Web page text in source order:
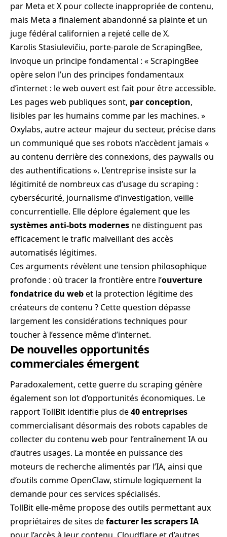
par Meta et X pour collecte inappropriée de contenu,
mais Meta a finalement abandonné sa plainte et un
juge fédéral californien a rejeté celle de X.
Karolis Stasiulevičiu, porte-parole de ScrapingBee,
invoque un principe fondamental : « ScrapingBee
opère selon l’un des principes fondamentaux
d’internet : le web ouvert est fait pour être accessible.
Les pages web publiques sont, par conception,
lisibles par les humains comme par les machines. »
Oxylabs, autre acteur majeur du secteur, précise dans
un communiqué que ses robots n’accèdent jamais «
au contenu derrière des connexions, des paywalls ou
des authentifications ». L’entreprise insiste sur la
légitimité de nombreux cas d’usage du scraping :
cybersécurité, journalisme d’investigation, veille
concurrentielle. Elle déplore également que les
systèmes anti-bots modernes ne distinguent pas
efficacement le trafic malveillant des accès
automatisés légitimes.
Ces arguments révèlent une tension philosophique
profonde : où tracer la frontière entre l’ouverture
fondatrice du webet la protection légitime des
créateurs de contenu ? Cette question dépasse
largement les considérations techniques pour
toucher à l’essence même d’internet.
De nouvelles opportunités
commerciales émergent
Paradoxalement, cette guerre du scraping génère
également son lot d’opportunités économiques. Le
rapport TollBit identifie plus de40 entreprises
commercialisant désormais des robots capables de
collecter du contenu web pour l’entraînement IA ou
d’autres usages. La montée en puissance des
moteurs de recherche alimentés par l’IA, ainsi que
d’outils comme OpenClaw, stimule logiquement la
demande pour ces services spécialisés.
TollBit elle-même propose des outils permettant aux
propriétaires de sites defacturer les scrapers IA